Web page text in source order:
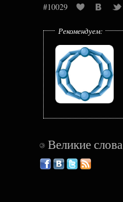
#10029
Рекомендуем:
©Великие слова